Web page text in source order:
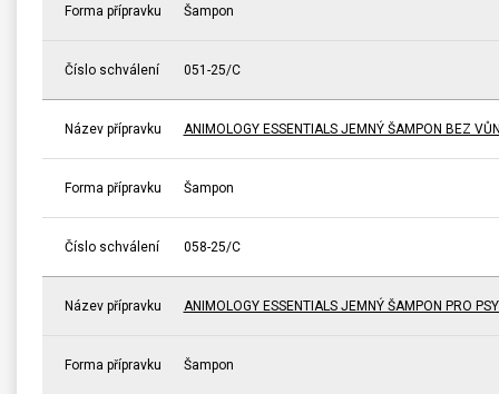
Forma přípravku Šampon
Číslo schválení 051-25/C
Název přípravku ANIMOLOGY ESSENTIALS JEMNÝ ŠAMPON BEZ
Forma přípravku Šampon
Číslo schválení 058-25/C
Název přípravku ANIMOLOGY ESSENTIALS JEMNÝ ŠAMPON PRO
Forma přípravku Šampon